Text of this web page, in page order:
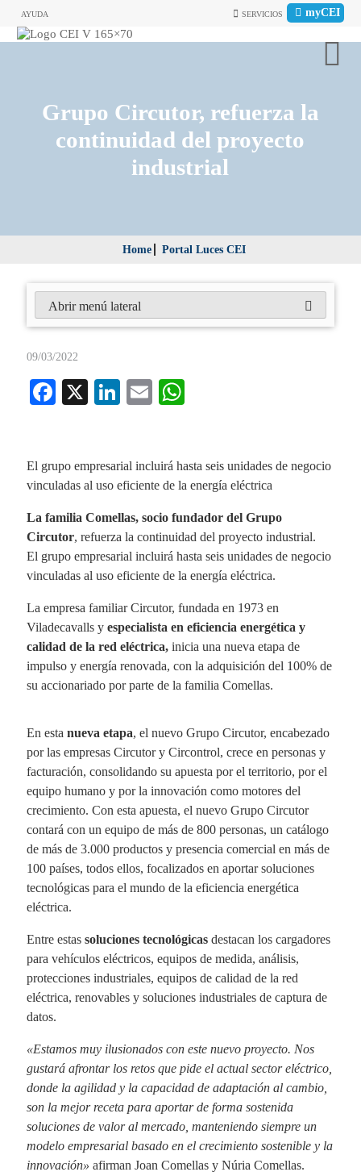
AYUDA myCEI
SERVICIOS
Grupo Circutor, refuerza la
continuidad del proyecto
industrial
Home Portal Luces CEI
09/03/2022
Fa
ok
X
Li
In
E
A
pp
El grupo empresarial incluirá hasta seis unidades de negocio
vinculadas al uso eficiente de la energía eléctrica
La familia Comellas, socio fundador del Grupo
Circutor, refuerza la continuidad del proyecto industrial.
El grupo empresarial incluirá hasta seis unidades de negocio
vinculadas al uso eficiente de la energía eléctrica.
La empresa familiar Circutor, fundada en 1973 en
Viladecavalls y especialista en eficiencia energética y
calidad de la red eléctrica,inicia una nueva etapa de
impulso y energía renovada, con la adquisición del 100% de
su accionariado por parte de la familia Comellas.
En esta nueva etapa, el nuevo Grupo Circutor, encabezado
por las empresas Circutor y Circontrol, crece en personas y
facturación, consolidando su apuesta por el territorio, por el
equipo humano y por la innovación como motores del
crecimiento. Con esta apuesta, el nuevo Grupo Circutor
contará con un equipo de más de 800 personas, un catálogo
de más de 3.000 productos y presencia comercial en más de
100 países, todos ellos, focalizados en aportar soluciones
tecnológicas para el mundo de la eficiencia energética
eléctrica.
Entre estas soluciones tecnológicasdestacan los cargadores
para vehículos eléctricos, equipos de medida, análisis,
protecciones industriales, equipos de calidad de la red
eléctrica, renovables y soluciones industriales de captura de
datos.
«Estamos muy ilusionados con este nuevo proyecto. Nos
gustará afrontar los retos que pide el actual sector eléctrico,
donde la agilidad y la capacidad de adaptación al cambio,
son la mejor receta para aportar de forma sostenida
soluciones de valor al mercado, manteniendo siempre un
modelo empresarial basado en el crecimiento sostenible y la
innovación» afirman Joan Comellas y Núria Comellas.
Abrir menú lateral